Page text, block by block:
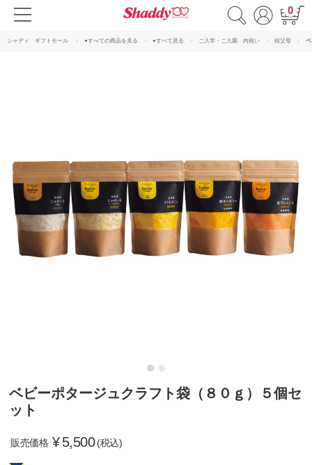
0
シャディ ギフトモール ●すべての商品を見る ●すべて見る ご入学・ご入園 内祝い 祖父母 ベ
ベビーポタージュクラフト袋（８０ｇ）５個セ
ット
販売価格 ¥5,500 (税込)